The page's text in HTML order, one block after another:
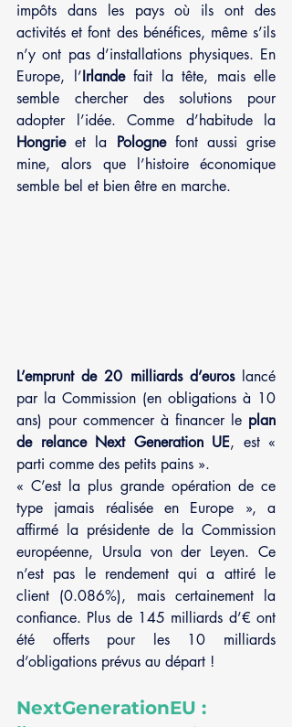
impôts dans les pays où ils ont des
activités et font des bénéfices, même s’ils
n’y ont pas d’installations physiques. En
Europe, l’Irlande fait la tête, mais elle
semble chercher des solutions pour
Hongrie et la Pologne font aussi grise
mine, alors que l’histoire économique
semble bel et bien être en marche.
L’emprunt de 20 milliards d’euros lancé
par la Commission (en obligations à 10
ans) pour commencer à financer le plan
de relance Next Generation UE, est «
parti comme des petits pains ».
« C’est la plus grande opération de ce
type jamais réalisée en Europe », a
affirmé la présidente de la Commission
européenne, Ursula von der Leyen. Ce
n’est pas le rendement qui a attiré le
client (0.086%), mais certainement la
confiance. Plus de 145 milliards d’€ ont
été offerts pour les 10 milliards
d’obligations prévus au départ !
NextGenerationEU :